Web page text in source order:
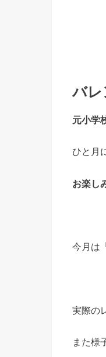
バレ
元小学
ひと月
お楽し
今月は
実際の
また様